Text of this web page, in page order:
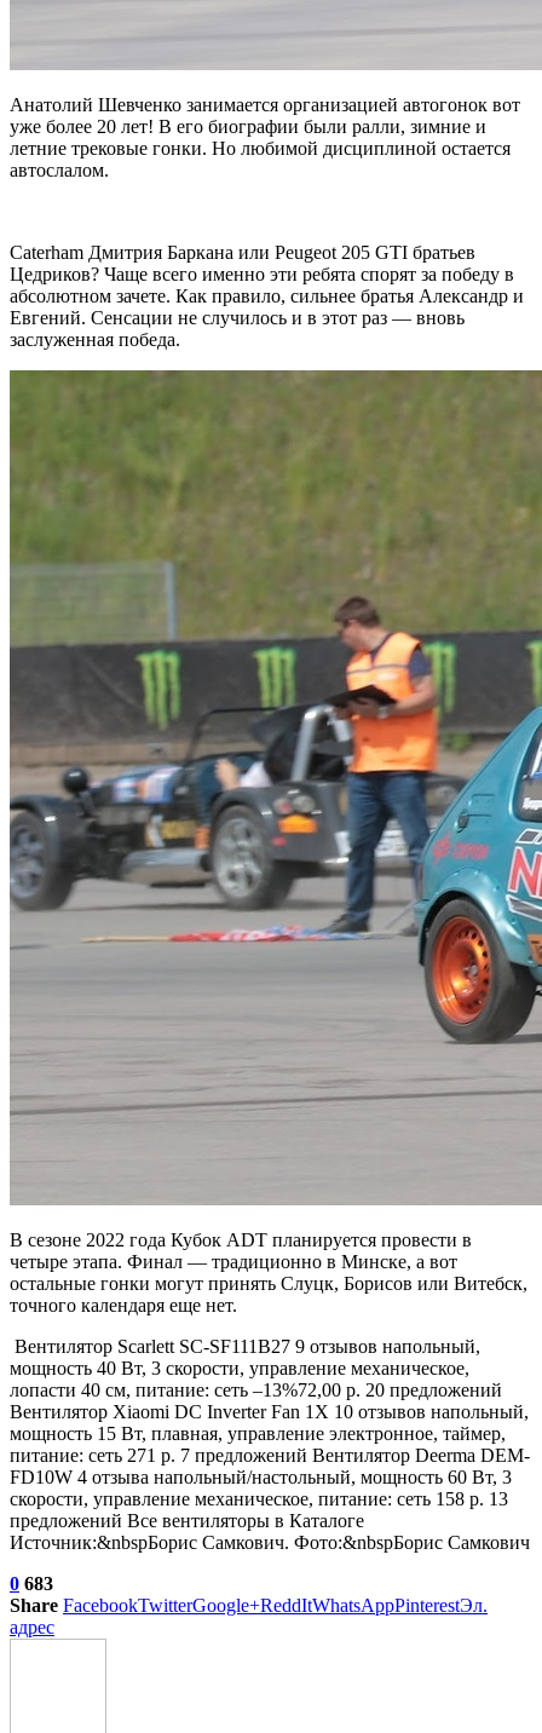
Анатолий Шевченко занимается организацией автогонок вот
уже более 20 лет! В его биографии были ралли, зимние и
летние трековые гонки. Но любимой дисциплиной остается
автослалом.
Caterham Дмитрия Баркана или Peugeot 205 GTI братьев
Цедриков? Чаще всего именно эти ребята спорят за победу в
абсолютном зачете. Как правило, сильнее братья Александр и
Евгений. Сенсации не случилось и в этот раз — вновь
заслуженная победа.
В сезоне 2022 года Кубок ADT планируется провести в
четыре этапа. Финал — традиционно в Минске, а вот
остальные гонки могут принять Слуцк, Борисов или Витебск,
точного календаря еще нет.
Вентилятор Scarlett SC-SF111B27 9 отзывов напольный,
мощность 40 Вт, 3 скорости, управление механическое,
лопасти 40 см, питание: сеть –13%72,00 р. 20 предложений
Вентилятор Xiaomi DC Inverter Fan 1X 10 отзывов напольный,
мощность 15 Вт, плавная, управление электронное, таймер,
питание: сеть 271 р. 7 предложений Вентилятор Deerma DEM-
FD10W 4 отзыва напольный/настольный, мощность 60 Вт, 3
скорости, управление механическое, питание: сеть 158 р. 13
предложений Все вентиляторы в Каталоге
Источник:&nbspБорис Самкович. Фото:&nbspБорис Самкович
0 683
Share FacebookTwitterGoogle+ReddItWhatsAppPinterestЭл.
адрес